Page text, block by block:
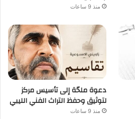
منذ 9 ساعات
دعوة ملحّة إلى تأسيس مركز
لتوثيق وحفظ التراث الفني الليبي
منذ 9 ساعات